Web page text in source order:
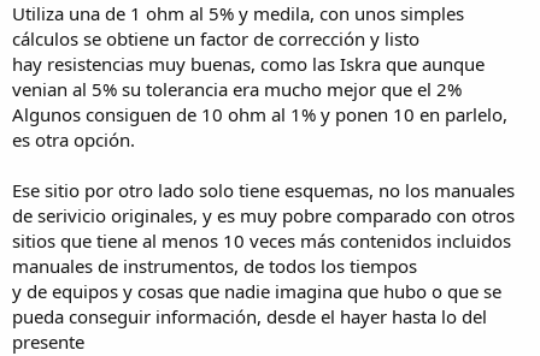
Utiliza una de 1 ohm al 5% y medila, con unos simples
cálculos se obtiene un factor de corrección y listo
hay resistencias muy buenas, como las Iskra que aunque
venian al 5% su tolerancia era mucho mejor que el 2%
Algunos consiguen de 10 ohm al 1% y ponen 10 en parlelo,
es otra opción.
Ese sitio por otro lado solo tiene esquemas, no los manuales
de serivicio originales, y es muy pobre comparado con otros
sitios que tiene al menos 10 veces más contenidos incluidos
manuales de instrumentos, de todos los tiempos
y de equipos y cosas que nadie imagina que hubo o que se
pueda conseguir información, desde el hayer hasta lo del
presente